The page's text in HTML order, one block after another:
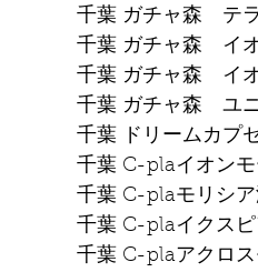
千葉 ガチャ森　テ
千葉 ガチャ森　イ
千葉 ガチャ森　イ
千葉 ガチャ森　ユ
千葉 ドリームカプ
千葉 C-plaイオン
千葉 C-plaモリシア
千葉 C-plaイクスピ
千葉 C-plaアクロ